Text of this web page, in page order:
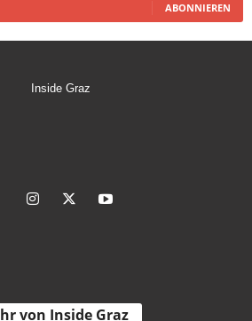
ABONNIEREN
von Inside Graz